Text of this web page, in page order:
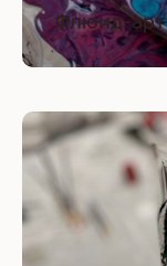
Флюид-арт